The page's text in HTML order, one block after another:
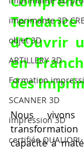
imprimante 3D
objet 3D
ARTILLERY 3D
Formation
SCANNER 3D
impression 3D
certifiée QUALIOPI
d'Ouvrir
en
des
Nous
capacité à